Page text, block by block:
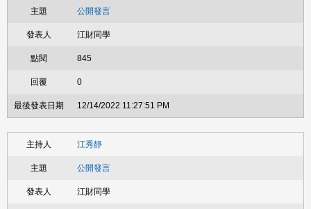
公開發言
江財同學
845
0
12/14/2022 11:27:51 PM
江秀靜
公開發言
江財同學